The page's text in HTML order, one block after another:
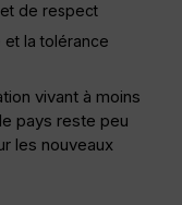
de respect
la tolérance
vivant à moins
pays reste peu
les nouveaux